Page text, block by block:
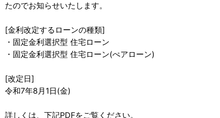
たのでお知らせいたします。
[金利改定するローンの種類]
・固定金利選択型 住宅ローン
・固定金利選択型 住宅ローン(ぺアローン)
[改定日]
令和7年8月1日(金)
詳しくは、下記PDFをご覧ください。